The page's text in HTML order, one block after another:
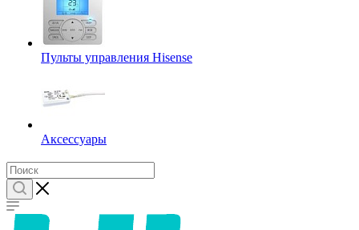
Пульты управления Hisense
Аксессуары